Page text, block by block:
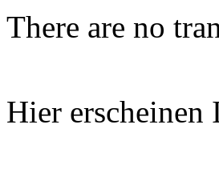
There are no
Hier erscheinen